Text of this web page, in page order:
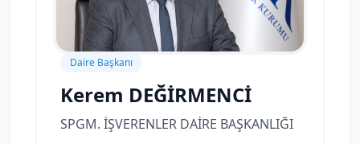
Daire Başkanı
Kerem DEĞİRMENCİ
SPGM. İŞVERENLER DAİRE BAŞKANLIĞI